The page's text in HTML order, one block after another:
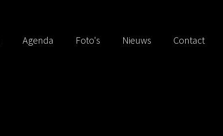
Agenda Foto's Nieuws Contact